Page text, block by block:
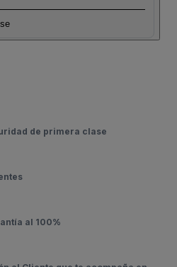
de primera clase
al 100%